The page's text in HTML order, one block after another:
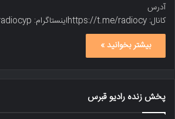
آدرس
کانال: https://t.me/radiocyاینستاگرام: instagram.com/radiocyp
بیشتر بخوانید »
پخش زنده رادیو قبرس